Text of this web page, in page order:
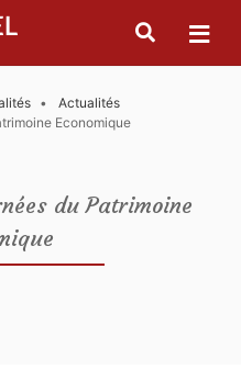
Actualités
Economique
du Patrimoine